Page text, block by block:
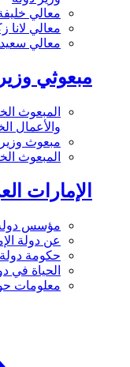
معالي
معالي لانا
معالي
مبعوثي
المبعوث
والأعمال
مبعوث
المبعوث
الإمارات
مؤسس دولة
عن دولة
حكومة دولة
الحياة في
معلومات